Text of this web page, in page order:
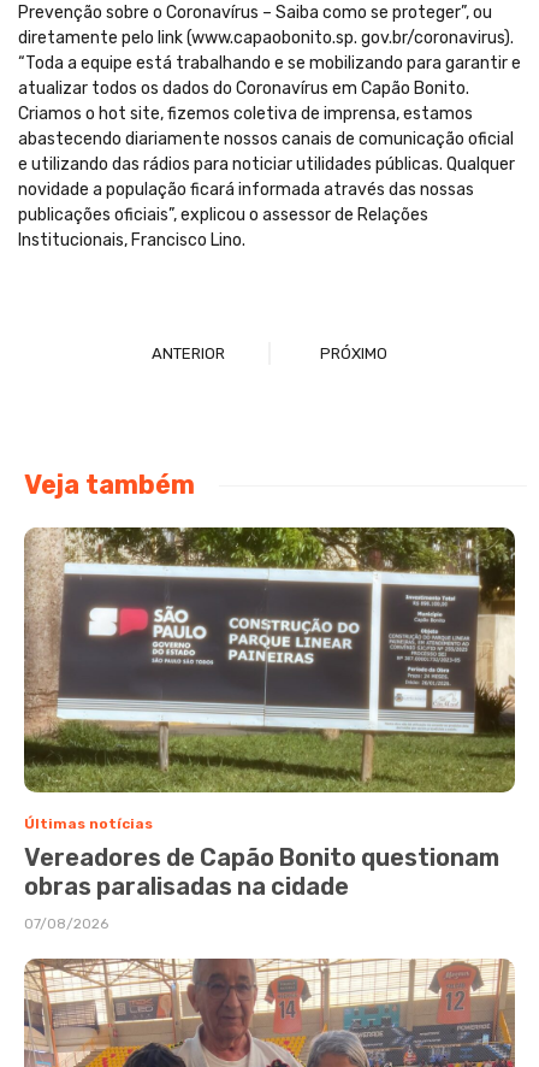
Prevenção sobre o Coronavírus – Saiba como se proteger”, ou
diretamente pelo link (www.capaobonito.sp. gov.br/coronavirus).
“Toda a equipe está trabalhando e se mobilizando para garantir e
atualizar todos os dados do Coronavírus em Capão Bonito.
Criamos o hot site, fizemos coletiva de imprensa, estamos
abastecendo diariamente nossos canais de comunicação oficial
e utilizando das rádios para noticiar utilidades públicas. Qualquer
novidade a população ficará informada através das nossas
publicações oficiais”, explicou o assessor de Relações
Institucionais, Francisco Lino.
ANTERIOR PRÓXIMO
Veja também
Últimas notícias
Vereadores de Capão Bonito questionam
obras paralisadas na cidade
07/08/2026